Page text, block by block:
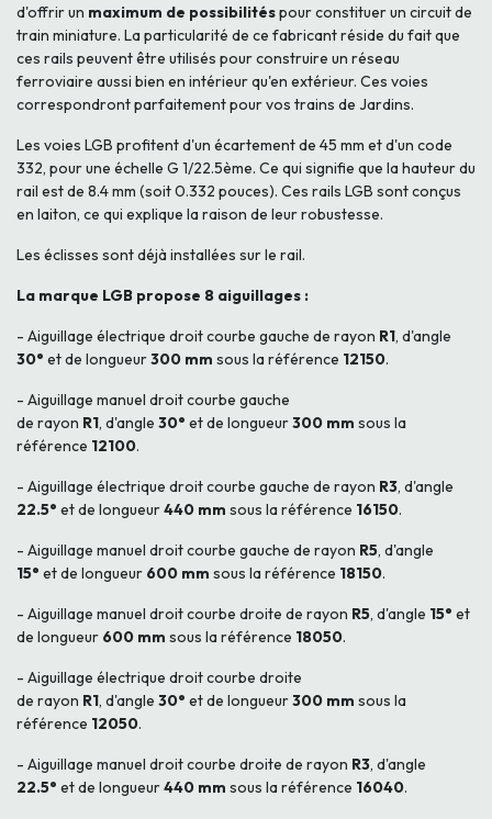
d'offrir un maximum de possibilitéspour constituer un circuit de
train miniature. La particularité de ce fabricant réside du fait que
ces rails peuvent être utilisés pour construire un réseau
ferroviaire aussi bien en intérieur qu'en extérieur. Ces voies
correspondront parfaitement pour vos trains de Jardins.
Les voies LGB profitent d'un écartement de 45 mm et d'un code
332, pour une échelle G 1/22.5ème. Ce qui signifie que la hauteur du
rail est de 8.4 mm (soit 0.332 pouces). Ces rails LGB sont conçus
en laiton, ce qui explique la raison de leur robustesse.
Les éclisses sont déjà installées sur le rail.
La marque LGB propose 8 aiguillages :
- Aiguillage électrique droit courbe gauche de rayon R1, d'angle
30° et de longueur300 mm sous la référence 12150.
- Aiguillage manuel droit courbe gauche
de rayon R1, d'angle 30° et de longueur300 mm sous la
référence 12100.
- Aiguillage électrique droit courbe gauche de rayon R3, d'angle
22.5° et de longueur440 mm sous la référence 16150.
- Aiguillage manuel droit courbe gauche de rayon R5, d'angle
15° et de longueur 600 mm sous la référence 18150.
- Aiguillage manuel droit courbe droite de rayon R5, d'angle 15° et
de longueur 600 mm sous la référence 18050.
- Aiguillage électrique droit courbe droite
de rayon R1, d'angle 30° et de longueur300 mm sous la
référence 12050.
- Aiguillage manuel droit courbe droite de rayon R3, d'angle
22.5° et de longueur440 mm sous la référence 16040.